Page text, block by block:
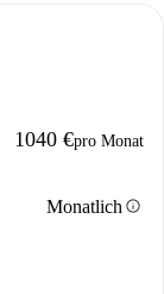
1040 €pro Monat
Monatlich info